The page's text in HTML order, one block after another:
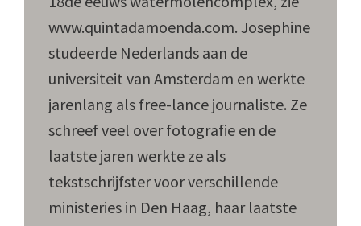
www.quintadamoenda.com. Josephine
studeerde Nederlands aan de
universiteit van Amsterdam en werkte
jarenlang als free-lance journaliste. Ze
schreef veel over fotografie en de
laatste jaren werkte ze als
tekstschrijfster voor verschillende
ministeries in Den Haag, haar laatste